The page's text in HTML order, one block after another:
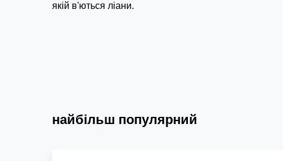
якій в'ються ліани.
найбільш популярний